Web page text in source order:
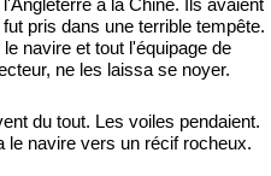
à la Chine. Ils avaient
pris dans une terrible tempête.
navire et tout l'équipage de
ne les laissa se noyer.
du tout. Les voiles pendaient.
le navire vers un récif rocheux.